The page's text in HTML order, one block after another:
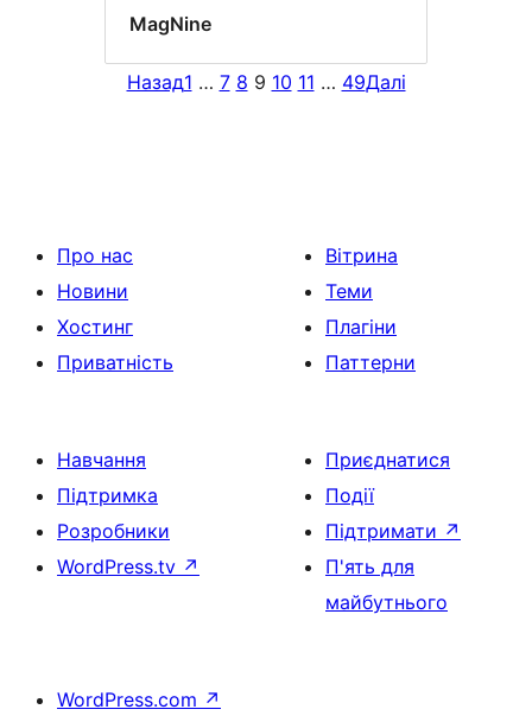
MagNine
Назад1 … 7 8 9 10 11 … 49Далі
Про нас
Новини
Хостинг
Приватність
Вітрина
Теми
Плагіни
Паттерни
Навчання
Підтримка
Розробники
WordPress.tv ↗
Приєднатися
Події
Підтримати ↗
П'ять для
майбутнього
WordPress.com ↗